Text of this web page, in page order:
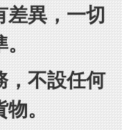
差異，一切
，不設任何
。